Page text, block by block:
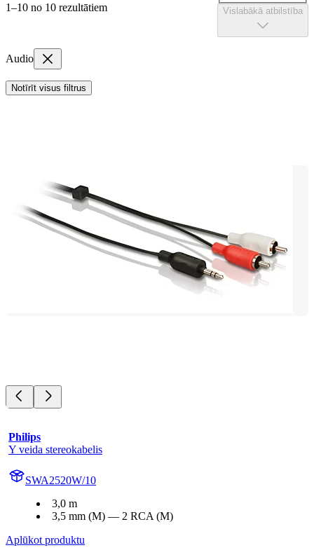
1–10 no 10 rezultātiem Vislabākā atbilstība
Audio
Notīrīt visus filtrus
Philips
Y veida stereokabelis
SWA2520W/10
3,0 m
3,5 mm (M) — 2 RCA (M)
Aplūkot produktu